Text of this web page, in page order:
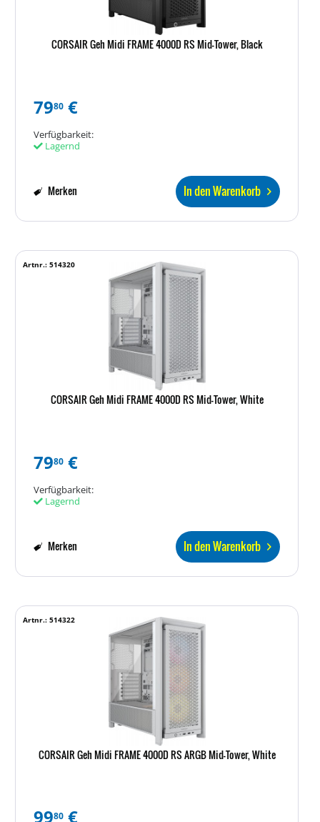
CORSAIR Geh Midi FRAME 4000D RS Mid-Tower, Black
7980 €
Verfügbarkeit:
Lagernd
In den Warenkorb
Merken
CORSAIR Geh Midi FRAME 4000D RS Mid-Tower, White
Artnr.: 514320
7980 €
Verfügbarkeit:
Lagernd
In den Warenkorb
Merken
CORSAIR Geh Midi FRAME 4000D RS ARGB Mid-Tower, White
Artnr.: 514322
9980 €